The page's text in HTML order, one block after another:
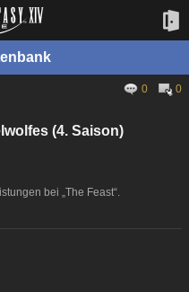
0
0
(4. Saison)
bei „The Feast“.